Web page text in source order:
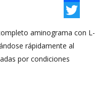
Facebook
aminograma con L-
rápidamente al
por condiciones